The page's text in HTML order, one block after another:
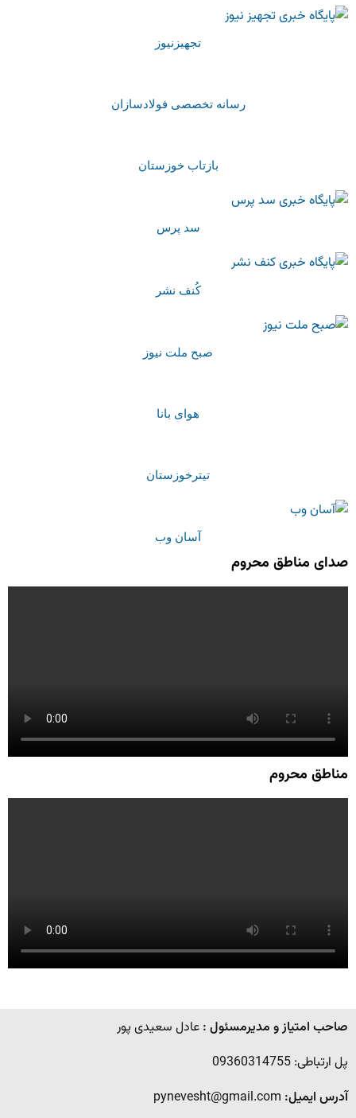
تجهیزنیوز
رسانه تخصصی فولادسازان
بازتاب خوزستان
سد پرس
کُنف نشر
صبح ملت نیوز
هوای بانا
تیترخوزستان
آسان وب
صدای مناطق محروم
مناطق محروم
صاحب امتیاز و مدیرمسئول : عادل سعیدی پور
پل ارتباطی: 09360314755
آدرس ایمیل: